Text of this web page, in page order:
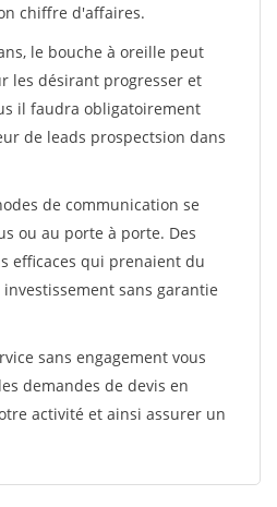
chiffre d'affaires.
le bouche à oreille peut
les désirant progresser et
il faudra obligatoirement
de leads prospectsion dans
de communication se
ou au porte à porte. Des
efficaces qui prenaient du
sans garantie
sans engagement vous
demandes de devis en
activité et ainsi assurer un